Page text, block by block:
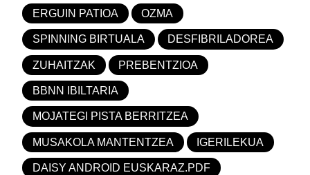
ERGUIN PATIOA OZMA
SPINNING BIRTUALA DESFIBRILADOREA
ZUHAITZAK PREBENTZIOA
BBNN IBILTARIA
MOJATEGI PISTA BERRITZEA
MUSAKOLA MANTENTZEA IGERILEKUA
DAISY ANDROID EUSKARAZ.PDF